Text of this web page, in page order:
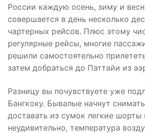
России каждую осень, зиму и
совершается в день несколько
чартерных рейсов. Плюс этому
регулярные рейсы, многие
решили самостоятельно
затем добраться до Паттайи из
Разницу вы почувствуете уже
Бангкоку. Бывалые начнут
доставать из сумок легкие шорты
неудивительно, температура